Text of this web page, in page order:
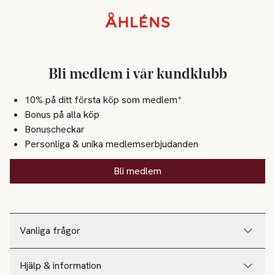
Vanliga frågor
Hjälp & information
Bli medlem i vår kundklubb
10% på ditt första köp som medlem*
Bonus på alla köp
Bonuscheckar
Personliga & unika medlemserbjudanden
Bli medlem